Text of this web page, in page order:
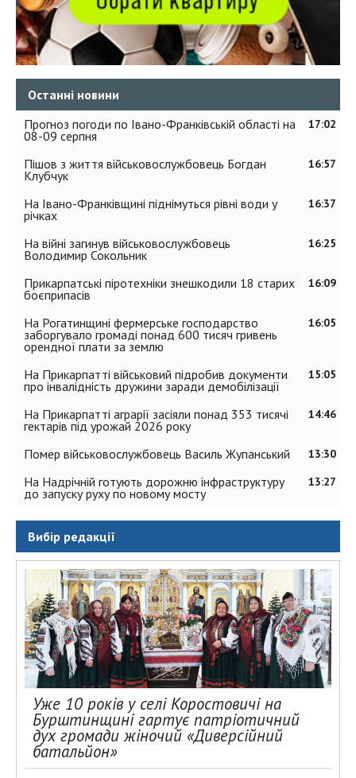
Останні новини
17:02
Прогноз погоди по Івано-Франківській області на
08-09 серпня
16:57
Пішов з життя військовослужбовець Богдан
Клубчук
16:37
На Івано-Франківщині піднімуться рівні води у
річках
16:25
На війні загинув військовослужбовець
Володимир Сокольник
16:09
Прикарпатські піротехніки знешкодили 18 старих
боєприпасів
16:05
На Рогатинщині фермерське господарство
заборгувало громаді понад 600 тисяч гривень
орендної плати за землю
15:05
На Прикарпатті військовий підробив документи
про інвалідність дружини заради демобілізації
14:46
На Прикарпатті аграрії засіяли понад 353 тисячі
гектарів під урожай 2026 року
13:30
Помер військовослужбовець Василь Жупанський
13:27
На Надрічній готують дорожню інфраструктуру
до запуску руху по новому мосту
Вибір редакції
Уже 10 років у селі Коростовичі на
Бурштинщині гартує патріотичний
дух громади жіночий «Диверсійний
батальйон»